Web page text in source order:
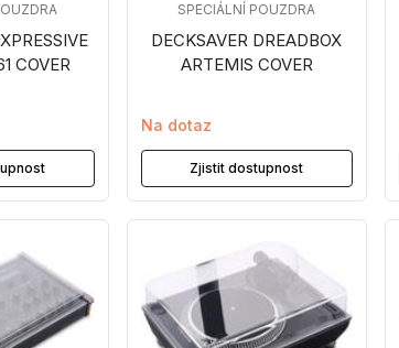
COVER
DECKSAVER DREADBOX
ARTEMIS COVER
SPECIÁLNÍ POUZDRA
Na dotaz
Zjistit dostupnost